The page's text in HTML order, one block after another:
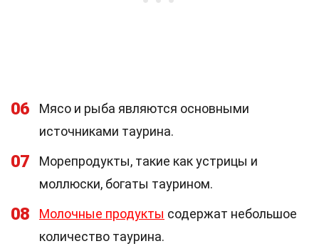
06
Мясо и рыба являются основными
источниками таурина.
07
Морепродукты, такие как устрицы и
моллюски, богаты таурином.
08 Молочные продукты содержат небольшое
количество таурина.